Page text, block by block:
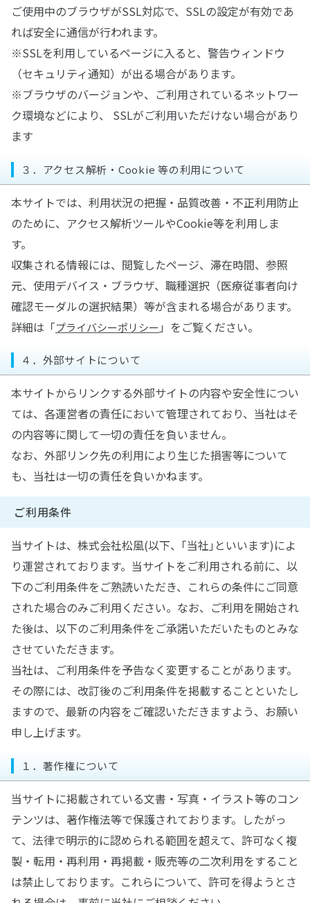
ご使用中のブラウザがSSL対応で、SSLの設定が有効であ
れば安全に通信が行われます。
※SSLを利用しているページに入ると、警告ウィンドウ
（セキュリティ通知）が出る場合があります。
※ブラウザのバージョンや、ご利用されているネットワー
ク環境などにより、 SSLがご利用いただけない場合があり
ます
３．アクセス解析・Cookie 等の利用について
本サイトでは、利用状況の把握・品質改善・不正利用防止
のために、アクセス解析ツールやCookie等を利用しま
す。
収集される情報には、閲覧したページ、滞在時間、参照
元、使用デバイス・ブラウザ、職種選択（医療従事者向け
確認モーダルの選択結果）等が含まれる場合があります。
詳細は「プライバシーポリシー 」をご覧ください。
４．外部サイトについて
本サイトからリンクする外部サイトの内容や安全性につい
ては、各運営者の責任において管理されており、当社はそ
の内容等に関して一切の責任を負いません。
なお、外部リンク先の利用により生じた損害等について
も、当社は一切の責任を負いかねます。
ご利用条件
当サイトは、株式会社松風(以下、｢当社｣といいます)によ
り運営されております。当サイトをご利用される前に、以
下のご利用条件をご熟読いただき、これらの条件にご同意
された場合のみご利用ください。なお、ご利用を開始され
た後は、以下のご利用条件をご承諾いただいたものとみな
させていただきます。
当社は、ご利用条件を予告なく変更することがあります。
その際には、改訂後のご利用条件を掲載することといたし
ますので、最新の内容をご確認いただきますよう、お願い
申し上げます。
１．著作権について
当サイトに掲載されている文書・写真・イラスト等のコン
テンツは、著作権法等で保護されております。したがっ
て、法律で明示的に認められる範囲を超えて、許可なく複
製・転用・再利用・再掲載・販売等の二次利用をすること
は禁止しております。これらについて、許可を得ようとさ